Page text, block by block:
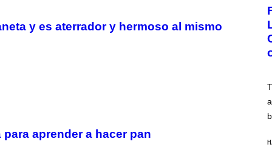
y es aterrador y hermoso al mismo
aprender a hacer pan
E
:
N
I
K
V